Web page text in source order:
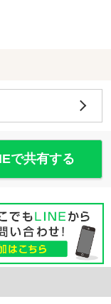
で共有する